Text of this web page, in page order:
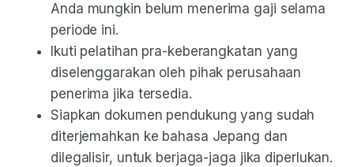
Anda mungkin belum menerima gaji selama
periode ini.
Ikuti pelatihan pra-keberangkatan yang
diselenggarakan oleh pihak perusahaan
penerima jika tersedia.
Siapkan dokumen pendukung yang sudah
diterjemahkan ke bahasa Jepang dan
dilegalisir, untuk berjaga-jaga jika diperlukan.